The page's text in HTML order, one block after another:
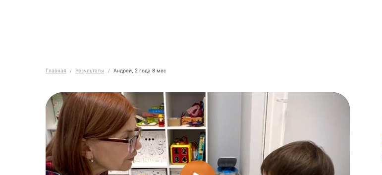
Главная / / Андрей, 2 года 8 мес
Результаты